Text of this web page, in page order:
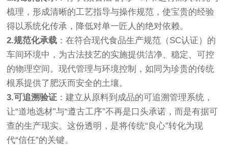
梳理，形成清晰的工艺指导与操作规范，使宝贵的经验
得以系统化传承，降低对单一匠人的绝对依赖。
2.规范化承载 ：在符合现代食品生产规范（SC认证）的
车间环境中，为古法技艺的实施提供洁净、稳定、可控
的物理空间。现代管理与环境控制，如同为珍贵的传统
根系提供了肥沃而安全的土壤。
3.可追溯验证 ：建立从原料到成品的可追溯管理系统，
让“道地选材”与“遵古工序”不再是口头承诺，而是有据可
查的生产现实。这份透明，是将传统“良心”转化为现
代“信任”的关键。